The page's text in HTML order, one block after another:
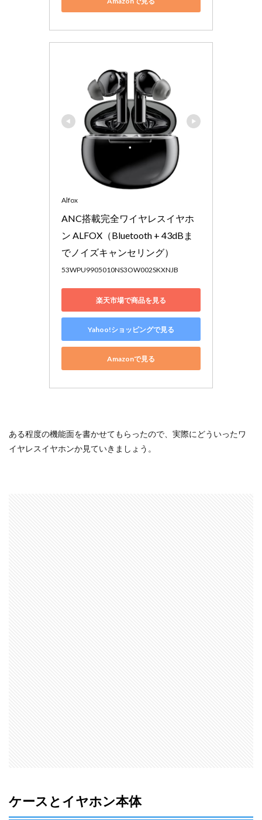
Alfox
ANC搭載完全ワイヤレスイヤホ
ン ALFOX（Bluetooth + 43dBま
でノイズキャンセリング）
53WPU9905010NS3OW002SKXNJB
楽天市場で商品を見る
Yahoo!ショッピングで見る
Amazonで見る
ある程度の機能面を書かせてもらったので、実際にどういったワ
イヤレスイヤホンか見ていきましょう。
ケースとイヤホン本体